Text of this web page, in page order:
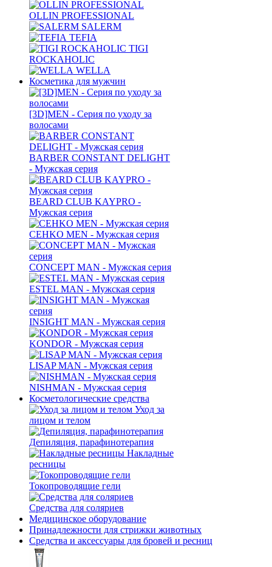
OLLIN PROFESSIONAL
SALERM
TEFIA
TIGI
ROCKAHOLIC
WELLA
Косметика для мужчин
[3D]MEN - Серия по уходу за
волосами
BARBER CONSTANT DELIGHT
- Мужская серия
BEARD CLUB KAYPRO -
Мужская серия
CEHKO MEN - Мужская серия
CONCEPT MAN - Мужская серия
ESTEL MAN - Мужская серия
INSIGHT MAN - Мужская серия
KONDOR - Мужская серия
LISAP MAN - Мужская серия
NISHMAN - Мужская серия
Косметологические средства
Уход за
лицом и телом
Депиляция, парафинотерапия
Накладные
ресницы
Токопроводящие гели
Средства для соляриев
Медицинское оборудование
Принадлежности для стрижки животных
Средства и аксессуары для бровей и ресниц